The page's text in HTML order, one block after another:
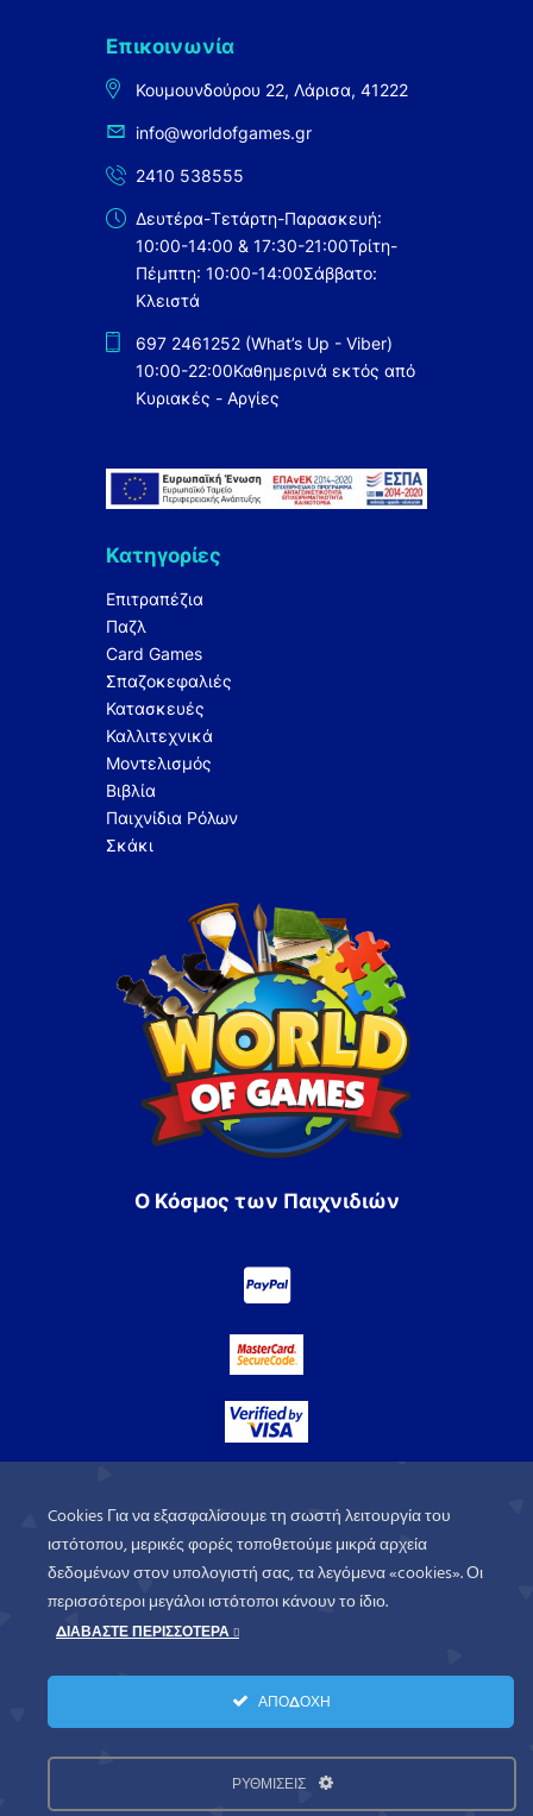
Επικοινωνία
Κουμουνδούρου 22, Λάρισα, 41222
info@worldofgames.gr
2410 538555
Δευτέρα-Τετάρτη-Παρασκευή:
10:00-14:00 & 17:30-21:00Τρίτη-
Πέμπτη: 10:00-14:00Σάββατο:
Κλειστά
697 2461252 (What’s Up - Viber)
10:00-22:00Καθημερινά εκτός από
Κυριακές - Αργίες
Κατηγορίες
Επιτραπέζια
Παζλ
Card Games
Σπαζοκεφαλιές
Κατασκευές
Καλλιτεχνικά
Μοντελισμός
Βιβλία
Παιχνίδια Ρόλων
Σκάκι
Ο Κόσμος των Παιχνιδιών
© 2026. All rights
Πολιτική Απορρήτου Όροι Χρήσης
Cookies Για να εξασφαλίσουμε τη σωστή λειτουργία του
ιστότοπου, μερικές φορές τοποθετούμε μικρά αρχεία
δεδομένων στον υπολογιστή σας, τα λεγόμενα «cookies». Οι
περισσότεροι μεγάλοι ιστότοποι κάνουν το ίδιο.
ΔΙΑΒΑΣΤΕ ΠΕΡΙΣΣΟΤΕΡΑ
ΑΠΟΔΟΧΗ
ΡΥΘΜΙΣΕΙΣ